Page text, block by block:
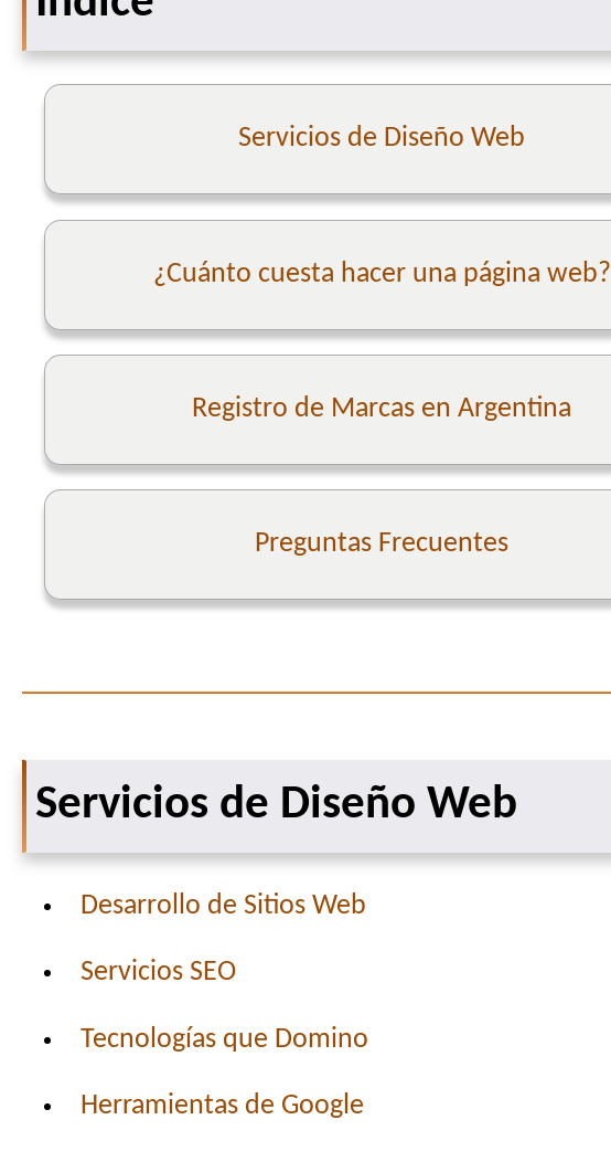
Servicios de Diseño Web
¿Cuánto cuesta hacer una página web?
Registro de Marcas en Argentina
Preguntas Frecuentes
Servicios de Diseño Web
Desarrollo de Sitios Web
Servicios SEO
Tecnologías que Domino
Herramientas de Google